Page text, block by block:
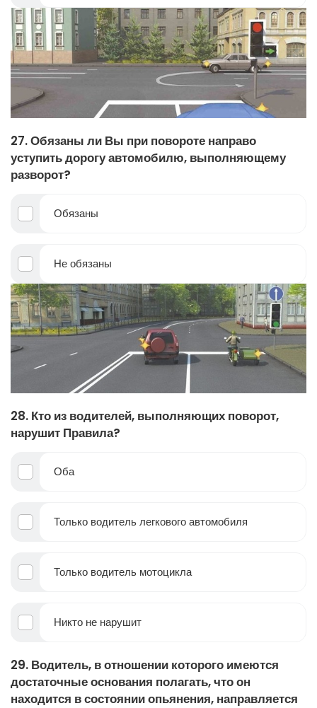
27. Обязаны ли Вы при повороте направо
уступить дорогу автомобилю, выполняющему
разворот?
Обязаны
Не обязаны
28. Кто из водителей, выполняющих поворот,
нарушит Правила?
Оба
Только водитель легкового автомобиля
Только водитель мотоцикла
Никто не нарушит
29. Водитель, в отношении которого имеются
достаточные основания полагать, что он
находится в состоянии опьянения, направляется